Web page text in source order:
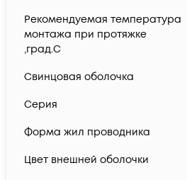
Рекомендуемая температура
монтажа при протяжке
,град.C
Свинцовая оболочка
Серия
Форма жил проводника
Цвет внешней оболочки